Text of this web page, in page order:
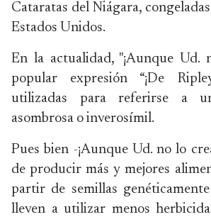
Cataratas del Niágara,
Estados Unidos.
En la actualidad, "¡Aunque Ud.
popular expresión “¡De
utilizadas para referirse a
asombrosa o inverosímil.
Pues bien -¡Aunque Ud. no lo
de producir más y mejores
partir de semillas
lleven a utilizar menos